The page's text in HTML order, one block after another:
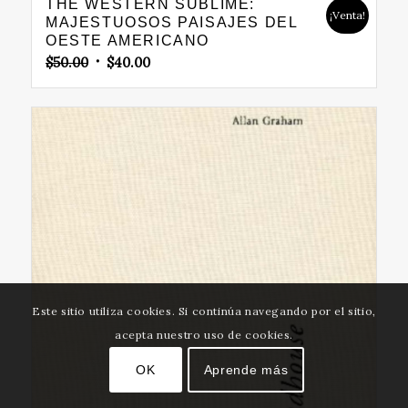
THE WESTERN SUBLIME:
MAJESTUOSOS PAISAJES DEL
OESTE AMERICANO
$50.00 Original
was:
$40.00Current
is:
¡Venta!
Este sitio utiliza cookies. Si continúa navegando por el sitio,
acepta nuestro uso de cookies.
OK Aprende más